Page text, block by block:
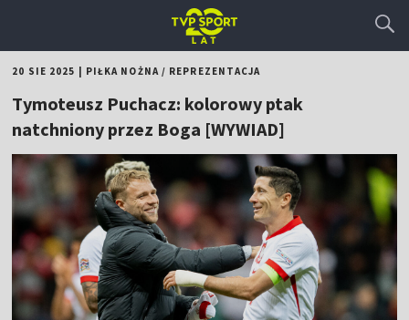
20 SIE 2025 PIŁKA NOŻNA/ REPREZENTACJA
Tymoteusz Puchacz: kolorowy ptak
natchniony przez Boga [WYWIAD]